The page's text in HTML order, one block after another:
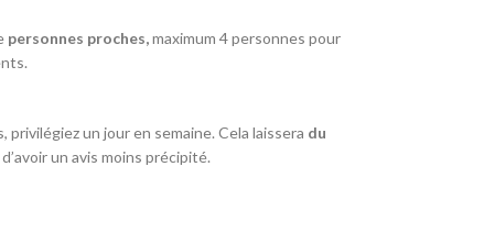
personnes proches,maximum 4 personnes pour
un jour en semaine. Cela laissera du
un avis moins précipité.